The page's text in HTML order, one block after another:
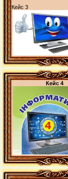
Кейс 3
Кейс 4